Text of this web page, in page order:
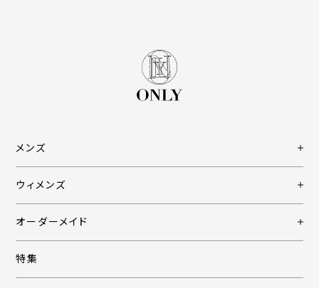
メンズ
ウィメンズ
オーダーメイド
特集